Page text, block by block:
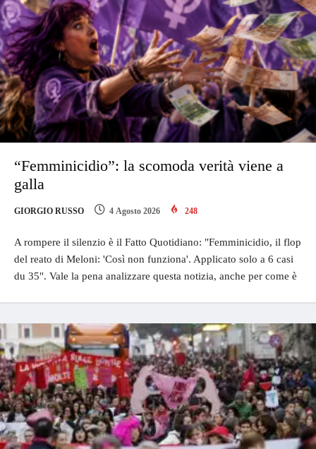
“Femminicidio”: la scomoda verità viene a
galla
GIORGIO RUSSO 4 Agosto 2026 248
A rompere il silenzio è il Fatto Quotidiano: "Femminicidio, il flop
del reato di Meloni: 'Così non funziona'. Applicato solo a 6 casi
du 35". Vale la pena analizzare questa notizia, anche per come è